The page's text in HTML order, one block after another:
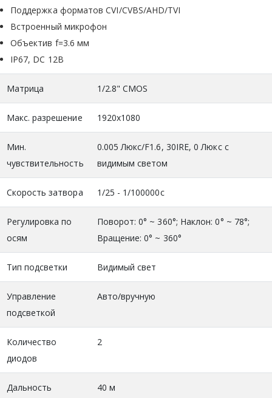
Поддержка форматов CVI/CVBS/AHD/TVI
Встроенный микрофон
Объектив f=3.6 мм
IP67, DC 12В
Матрица 1/2.8" CMOS
Макс. разрешение 1920x1080
Мин.
чувствительность
0.005 Люкс/F1.6, 30IRE, 0 Люкс с
видимым светом
Скорость затвора 1/25 - 1/100000с
Регулировка по
осям
Поворот: 0° ~ 360°; Наклон: 0° ~ 78°;
Вращение: 0° ~ 360°
Тип подсветки Видимый свет
Управление
подсветкой
Авто/вручную
Количество
диодов
2
Дальность
40 м